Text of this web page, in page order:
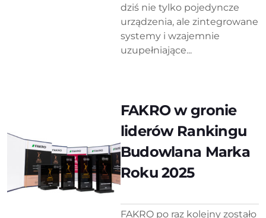
dziś nie tylko pojedyncze
urządzenia, ale zintegrowane
systemy i wzajemnie
uzupełniające...
FAKRO w gronie
liderów Rankingu
Budowlana Marka
Roku 2025
FAKRO po raz kolejny zostało